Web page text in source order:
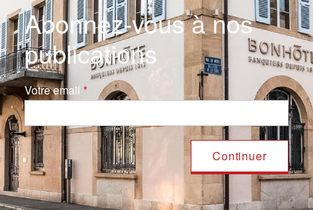
Abonnez-vous à nos
publications
Votre email